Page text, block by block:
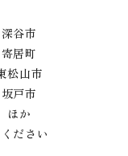
谷市
居町
山市
戸市
か
ださい